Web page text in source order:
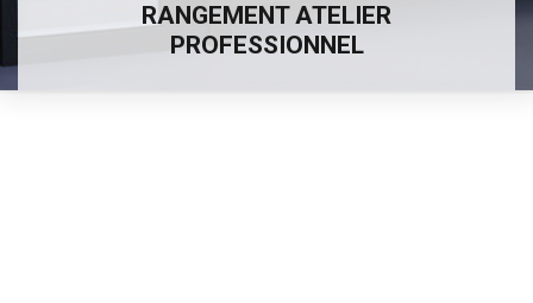
RANGEMENT ATELIER
PROFESSIONNEL